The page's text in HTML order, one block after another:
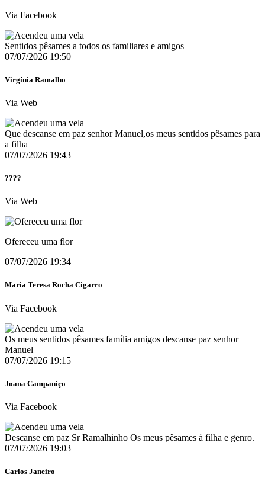
Via Facebook
Sentidos pêsames a todos os familiares e amigos
07/07/2026 19:50
Virgínia Ramalho
Via Web
Que descanse em paz senhor Manuel,os meus sentidos pêsames para
a filha
07/07/2026 19:43
????
Via Web
Ofereceu uma flor
07/07/2026 19:34
Maria Teresa Rocha Cigarro
Via Facebook
Os meus sentidos pêsames família amigos descanse paz senhor
Manuel
07/07/2026 19:15
Joana Campaniço
Via Facebook
Descanse em paz Sr Ramalhinho Os meus pêsames à filha e genro.
07/07/2026 19:03
Carlos Janeiro